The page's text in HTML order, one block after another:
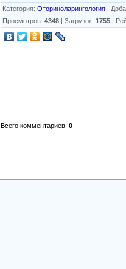
Категория: Оториноларингология |
Просмотров: 4348 | Загрузок: 1755 |
Всего комментариев: 0